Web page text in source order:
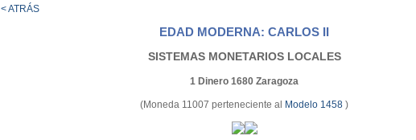
< ATRÁS
EDAD MODERNA: CARLOS II
SISTEMAS MONETARIOS LOCALES
1 Dinero 1680 Zaragoza
(Moneda 11007 perteneciente al Modelo 1458 )